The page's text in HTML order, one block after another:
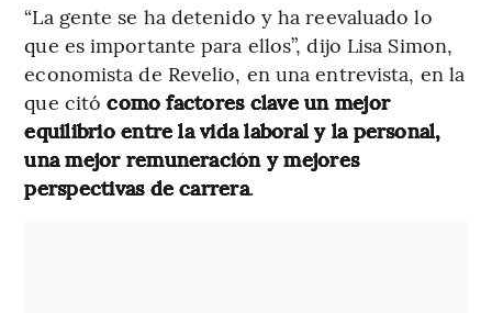
“La gente se ha detenido y ha reevaluado lo
que es importante para ellos”, dijo Lisa Simon,
economista de Revelio, en una entrevista, en la
que citócomo factores clave un mejor
equilibrio entre la vida laboral y la personal,
una mejor remuneración y mejores
perspectivas de carrera.